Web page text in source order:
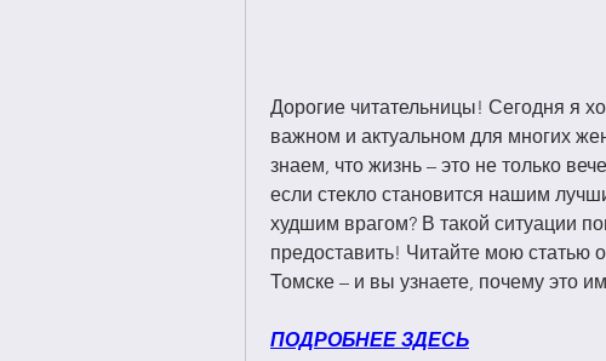
Дорогие читательницы! Сегодня я
важном и актуальном для многих
знаем, что жизнь – это не только
если стекло становится нашим
худшим врагом? В такой ситуации
предоставить! Читайте мою статью
Томске – и вы узнаете, почему это
ПОДРОБНЕЕ ЗДЕСЬ